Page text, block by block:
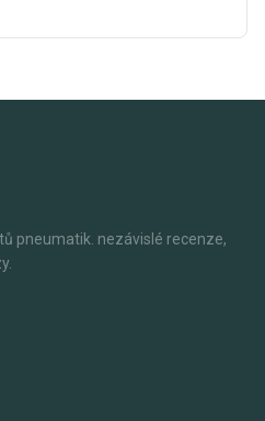
pneumatik. nezávislé recenze,